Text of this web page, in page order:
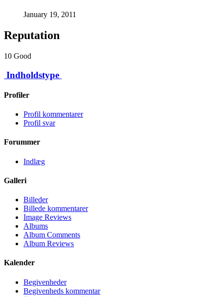
January 19, 2011
Reputation
10 Good
Indholdstype
Profiler
Profil kommentarer
Profil svar
Forummer
Indlæg
Galleri
Billeder
Billede kommentarer
Image Reviews
Albums
Album Comments
Album Reviews
Kalender
Begivenheder
Begivenheds kommentar